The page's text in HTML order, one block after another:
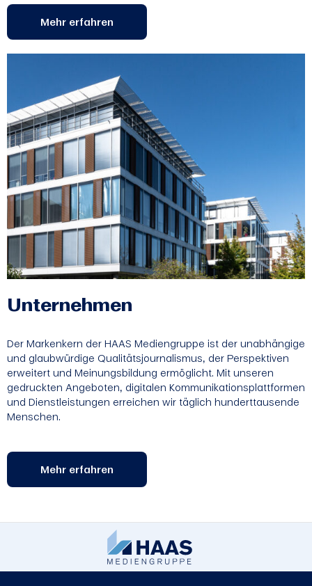
Mehr erfahren
Unternehmen
Der Markenkern der HAAS Mediengruppe ist der unabhängige
und glaubwürdige Qualitätsjournalismus, der Perspektiven
erweitert und Meinungsbildung ermöglicht. Mit unseren
gedruckten Angeboten, digitalen Kommunikationsplattformen
und Dienstleistungen erreichen wir täglich hunderttausende
Menschen.
Mehr erfahren